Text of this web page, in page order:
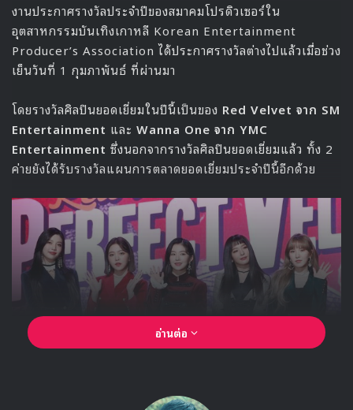
งานประกาศรางวัลประจำปีของสมาคมโปรดิวเซอร์ใน
อุตสาหกรรมบันเทิงเกาหลี Korean Entertainment
Producer’s Association ได้ประกาศรางวัลต่างไปแล้วเมื่อช่วง
เย็นวันที่ 1 กุมภาพันธ์ ที่ผ่านมา
โดยรางวัลศิลปินยอดเยี่ยมในปีนี้เป็นของ Red Velvet จาก SM
Entertainment และ Wanna One จาก YMC
Entertainment ซึ่งนอกจากรางวัลศิลปินยอดเยี่ยมแล้ว ทั้ง 2
ค่ายยังได้รับรางวัลแผนการตลาดยอดเยี่ยมประจำปีนี้อีกด้วย
อ่านต่อ